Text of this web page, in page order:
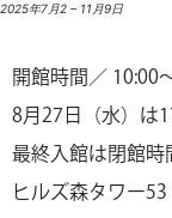
2025年7月2 – 11月9日
開館時間／ 10:00
8月27日（水）は
最終入館は閉館
ヒルズ森タワー